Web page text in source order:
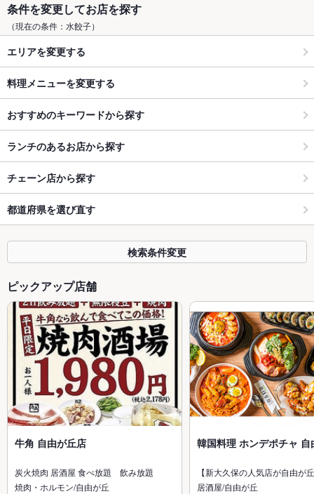
条件を変更してお店を探す
（現在の条件：水餃子）
エリアを変更する
料理メニューを変更する
おすすめのキーワードから探す
ランチのあるお店から探す
チェーン店から探す
都道府県を選び直す
検索条件変更
ピックアップ店舗
牛角 自由が丘店
炭火焼肉 居酒屋 食べ放題 飲み放題
焼肉・ホルモン/自由が丘
韓国料理 ホンデポチャ 自
【新大久保の人気店が自由が
居酒屋/自由が丘